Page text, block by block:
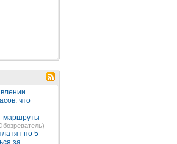
что
маршруты
)
по 5
за